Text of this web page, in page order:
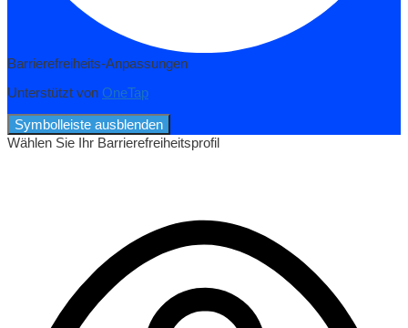
Barrierefreiheits-Anpassungen
Unterstützt von OneTap
Symbolleiste ausblenden
Wählen Sie Ihr Barrierefreiheitsprofil